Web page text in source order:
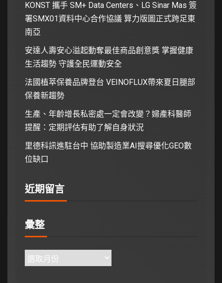
KONST 攜手 SM+ Data Centers、LG Sinar Mas 簽
署SMX01資料中心合作協議 算力版圖正式跨足東
南亞
安達人壽安心溢起動奪最佳商品創意獎 掌握健康
生活趨勢 守護全民運動安全
法國植萃保養品牌登台 VEINOFLUX帶來夏日腿部
保養新趨勢
生產、年齡增長私密處一定會改變？婦產科醫師
提醒：定期評估有助了解自身狀況
里德科訊進駐台中 協助製造業AI搜尋優化GEO數
位缺口
近期留言
彙整